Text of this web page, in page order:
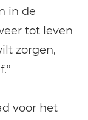
in de
tot leven
zorgen,
voor het